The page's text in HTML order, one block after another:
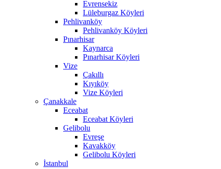
Evrensekiz
Lüleburgaz Köyleri
Pehlivanköy
Pehlivanköy Köyleri
Pınarhisar
Kaynarca
Pınarhisar Köyleri
Vize
Çakıllı
Kıyıköy
Vize Köyleri
Çanakkale
Eceabat
Eceabat Köyleri
Gelibolu
Evreşe
Kavakköy
Gelibolu Köyleri
İstanbul